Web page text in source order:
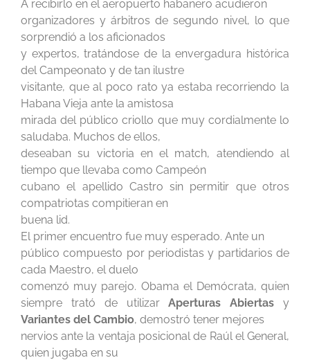
A recibirlo en el aeropuerto habanero acudieron
organizadores y árbitros de segundo nivel, lo que
sorprendió a los aficionados
y expertos, tratándose de la envergadura histórica
del Campeonato y de tan ilustre
visitante, que al poco rato ya estaba recorriendo la
Habana Vieja ante la amistosa
mirada del público criollo que muy cordialmente lo
saludaba. Muchos de ellos,
deseaban su victoria en el match, atendiendo al
tiempo que llevaba como Campeón
cubano el apellido Castro sin permitir que otros
compatriotas compitieran en
buena lid.
El primer encuentro fue muy esperado. Ante un
público compuesto por periodistas y partidarios de
cada Maestro, el duelo
comenzó muy parejo. Obama el Demócrata, quien
siempre trató de utilizarAperturas Abiertas y
Variantes del Cambio, demostró tener mejores
nervios ante la ventaja posicional de Raúl el General,
quien jugaba en su